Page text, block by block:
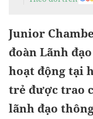
Junior
đoàn Lãnh
hoạt động tại
trẻ được trao
lãnh đạo